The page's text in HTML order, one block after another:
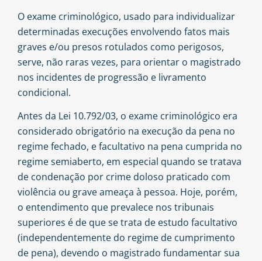
O exame criminológico, usado para individualizar
determinadas execuções envolvendo fatos mais
graves e/ou presos rotulados como perigosos,
serve, não raras vezes, para orientar o magistrado
nos incidentes de progressão e livramento
condicional.
Antes da Lei 10.792/03, o exame criminológico era
considerado obrigatório na execução da pena no
regime fechado, e facultativo na pena cumprida no
regime semiaberto, em especial quando se tratava
de condenação por crime doloso praticado com
violência ou grave ameaça à pessoa. Hoje, porém,
o entendimento que prevalece nos tribunais
superiores é de que se trata de estudo facultativo
(independentemente do regime de cumprimento
de pena), devendo o magistrado fundamentar sua